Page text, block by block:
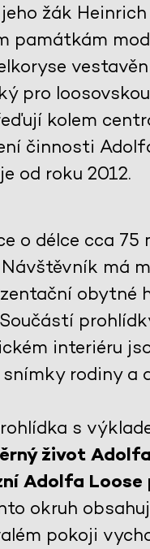
žák
památkám
pro
kolem
činnosti
od roku 2012.
o délce cca 75
má
obytné
interiéru
rodiny a
s
život
Adolfa
okruh
pokoji